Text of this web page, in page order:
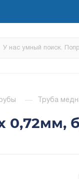
— Труба
0,72мм,